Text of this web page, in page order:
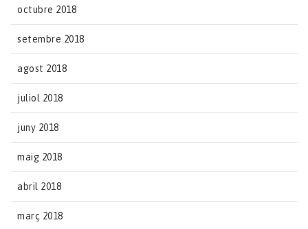
octubre 2018
setembre 2018
agost 2018
juliol 2018
juny 2018
maig 2018
abril 2018
març 2018